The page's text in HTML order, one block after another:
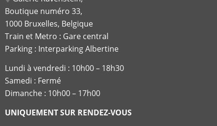
Boutique numéro 33,
1000 Bruxelles, Belgique
Train et Metro : Gare central
Parking : Interparking Albertine
Lundi à vendredi : 10h00 – 18h30
Samedi : Fermé
Dimanche : 10h00 – 17h00
UNIQUEMENT SUR RENDEZ-VOUS